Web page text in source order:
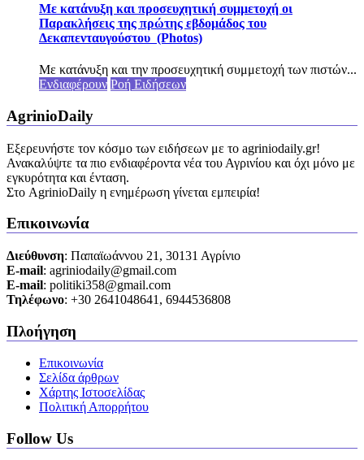
Με κατάνυξη και προσευχητική συμμετοχή οι
Παρακλήσεις της πρώτης εβδομάδος του
Δεκαπενταυγούστου (Photos)
Με κατάνυξη και την προσευχητική συμμετοχή των πιστών...
Ενδιαφέρουν Ροή Ειδήσεων
AgrinioDaily
Εξερευνήστε τον κόσμο των ειδήσεων με το agriniodaily.gr!
Ανακαλύψτε τα πιο ενδιαφέροντα νέα του Αγρινίου και όχι μόνο με
εγκυρότητα και ένταση.
Στο AgrinioDaily η ενημέρωση γίνεται εμπειρία!
Επικοινωνία
Διεύθυνση: Παπαϊωάννου 21, 30131 Αγρίνιο
Ε-mail: agriniodaily@gmail.com
Ε-mail: politiki358@gmail.com
Τηλέφωνο: +30 2641048641, 6944536808
Πλοήγηση
Επικοινωνία
Σελίδα άρθρων
Χάρτης Ιστοσελίδας
Πολιτική Απορρήτου
Follow Us